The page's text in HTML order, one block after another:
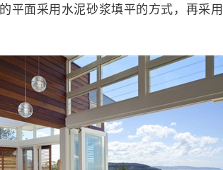
平面采用水泥砂浆填平的方式，再采